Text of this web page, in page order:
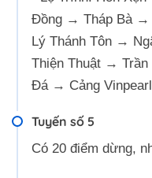
Đồng → Tháp Bà →
Lý Thánh Tôn →
Thiện Thuật →
Đá → Cảng
Tuyến số 5
Có 20 điểm dừng,